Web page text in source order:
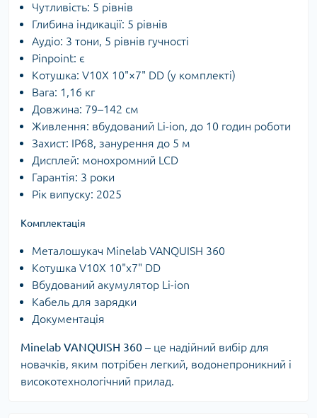
Чутливість: 5 рівнів
Глибина індикації: 5 рівнів
Аудіо: 3 тони, 5 рівнів гучності
Pinpoint: є
Котушка: V10X 10"×7" DD (у комплекті)
Вага: 1,16 кг
Довжина: 79–142 см
Живлення: вбудований Li-ion, до 10 годин роботи
Захист: IP68, занурення до 5 м
Дисплей: монохромний LCD
Гарантія: 3 роки
Рік випуску: 2025
Комплектація
Металошукач Minelab VANQUISH 360
Котушка V10X 10"x7" DD
Вбудований акумулятор Li-ion
Кабель для зарядки
Документація
Minelab VANQUISH 360 – це надійний вибір для
новачків, яким потрібен легкий, водонепроникний і
високотехнологічний прилад.